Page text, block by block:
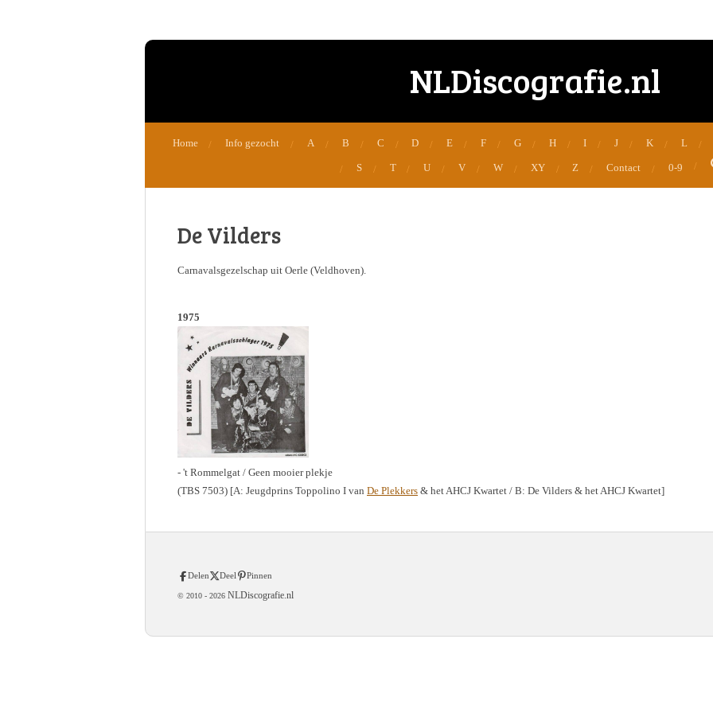
NLDiscografie.nl
Home Info gezocht A B C D E F G H I J K L
S T U V W XY Z Contact 0-9
De Vilders
Carnavalsgezelschap uit Oerle (Veldhoven).
1975
- 't Rommelgat / Geen mooier plekje
(TBS 7503) [A: Jeugdprins Toppolino I van De Plekkers & het AHCJ Kwartet / B: De Vilders & het AHCJ Kwartet]
Delen Deel Pinnen
© 2010 - 2026 NLDiscografie.nl